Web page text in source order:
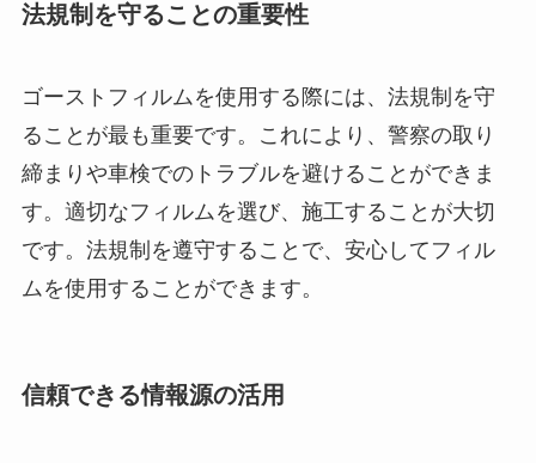
法規制を守ることの重要性
ゴーストフィルムを使用する際には、法規制を守
ることが最も重要です。これにより、警察の取り
締まりや車検でのトラブルを避けることができま
す。適切なフィルムを選び、施工することが大切
です。法規制を遵守することで、安心してフィル
ムを使用することができます。
信頼できる情報源の活用